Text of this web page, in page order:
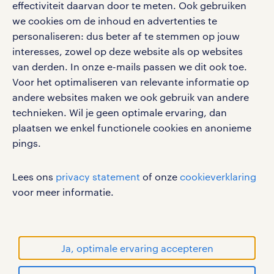
effectiviteit daarvan door te meten. Ook gebruiken
we cookies om de inhoud en advertenties te
personaliseren: dus beter af te stemmen op jouw
interesses, zowel op deze website als op websites
van derden. In onze e-mails passen we dit ook toe.
Voor het optimaliseren van relevante informatie op
andere websites maken we ook gebruik van andere
technieken. Wil je geen optimale ervaring, dan
plaatsen we enkel functionele cookies en anonieme
pings.
Lees ons privacy statement of onze cookieverklaring
voor meer informatie.
Ja, optimale ervaring accepteren
google play store
social media
Volg ons voor de leukste content omtrent
vacatures, solliciteren en inspiratie.
werken bij randstad
disclaimer